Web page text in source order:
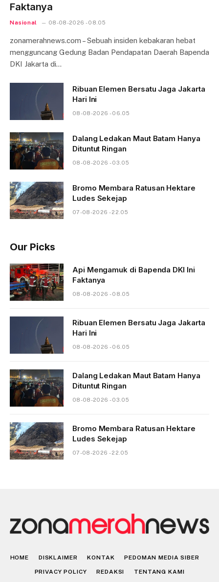
Faktanya
Nasional 08-08-2026 - 08.05
zonamerahnews.com – Sebuah insiden kebakaran hebat
mengguncang Gedung Badan Pendapatan Daerah Bapenda
DKI Jakarta di…
Ribuan Elemen Bersatu Jaga Jakarta
Hari Ini
08-08-2026 - 06.05
Dalang Ledakan Maut Batam Hanya
Dituntut Ringan
08-08-2026 - 03.05
Bromo Membara Ratusan Hektare
Ludes Sekejap
07-08-2026 - 22.05
Our Picks
Api Mengamuk di Bapenda DKI Ini
Faktanya
08-08-2026 - 08.05
Ribuan Elemen Bersatu Jaga Jakarta
Hari Ini
08-08-2026 - 06.05
Dalang Ledakan Maut Batam Hanya
Dituntut Ringan
08-08-2026 - 03.05
Bromo Membara Ratusan Hektare
Ludes Sekejap
07-08-2026 - 22.05
HOME DISKLAIMER KONTAK PEDOMAN MEDIA SIBER
PRIVACY POLICY REDAKSI TENTANG KAMI